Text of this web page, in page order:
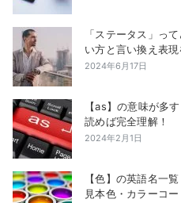
「ステータス」っ
い方と言い換え表現
2024年6月17日
【as】の意味が多
読めば完全理解！
2024年2月1日
【色】の英語名一
見本色・カラーコー